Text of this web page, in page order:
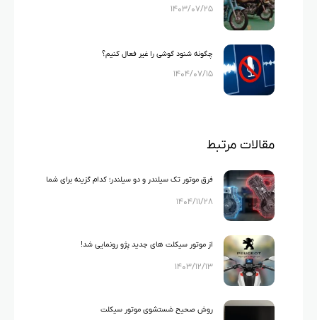
۱۴۰۳/۰۷/۲۵
چگونه شنود گوشی را غیر فعال کنیم؟
۱۴۰۴/۰۷/۱۵
مقالات مرتبط
فرق موتور تک سیلندر و دو سیلندر؛ کدام گزینه برای شما
بهتر است؟
۱۴۰۴/۱۱/۲۸
از موتور سیکلت های جدید پژو رونمایی شد!
۱۴۰۳/۱۲/۱۳
روش صحیح شستشوی موتور سیکلت